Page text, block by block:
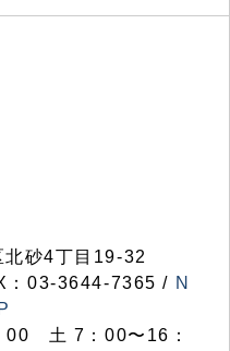
砂4丁目19-32
：03-3644-7365 / N
00 土 7：00〜16：